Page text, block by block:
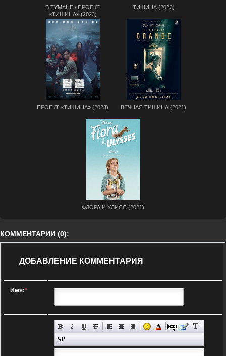
В ТУМАНЕ / ПРОЕКТ
«ТИШИНА» (2023)
ТИШИНА (2023)
ПРОЕКТ «ТИШИНА» (2023) ВЕЧНАЯ ТИШИНА (2021)
ФЛОРА И УЛИСС (2021)
КОММЕНТАРИИ (0):
ДОБАВЛЕНИЕ КОММЕНТАРИЯ
Имя:*